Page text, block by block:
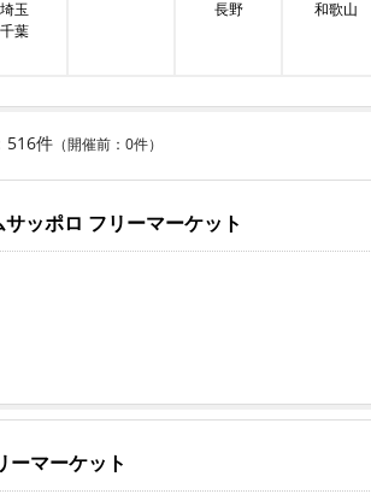
埼玉
千葉
長野
和歌山
516件 （開催前：0件）
ッポロ フリーマーケット
ーマーケット